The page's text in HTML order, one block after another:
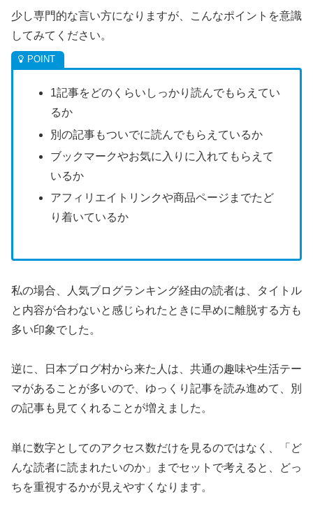
少し専門的な言い方になりますが、こんなポイントを意識
してみてください。
1記事をどのくらいしっかり読んでもらえてい
るか
別の記事もついでに読んでもらえているか
ブックマークやお気に入りに入れてもらえて
いるか
アフィリエイトリンクや商品ページまでたど
り着いているか
私の場合、人気ブログランキング経由の読者は、タイトル
と内容が合わないと感じられたときに早めに離脱する方も
多い印象でした。
逆に、日本ブログ村から来た人は、共通の趣味や生活テー
マがあることが多いので、ゆっくり記事を読み進めて、別
の記事も見てくれることが増えました。
単に数字としてのアクセス数だけを見るのではなく、「ど
んな読者に読まれたいのか」までセットで考えると、どっ
ちを重視するかが見えやすくなります。